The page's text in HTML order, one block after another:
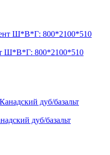
Ш*В*Г: 800*2100*510
дуб/базальт